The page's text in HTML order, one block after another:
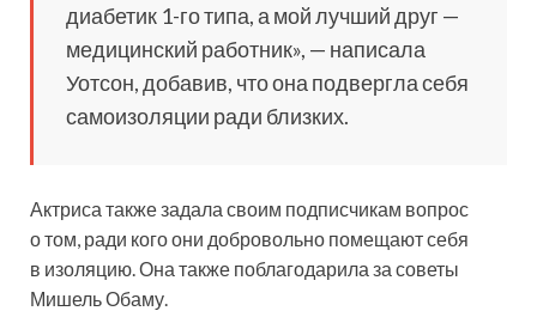
диабетик 1-го типа, а мой лучший друг —
медицинский работник», — написала
Уотсон, добавив, что она подвергла себя
самоизоляции ради близких.
Актриса также задала своим подписчикам вопрос
о том, ради кого они добровольно помещают себя
в изоляцию. Она также поблагодарила за советы
Мишель Обаму.